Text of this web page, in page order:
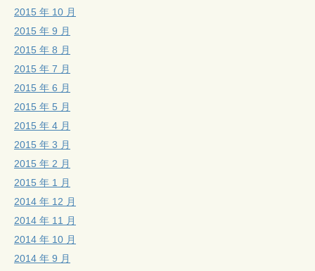
2015 年 10 月
2015 年 9 月
2015 年 8 月
2015 年 7 月
2015 年 6 月
2015 年 5 月
2015 年 4 月
2015 年 3 月
2015 年 2 月
2015 年 1 月
2014 年 12 月
2014 年 11 月
2014 年 10 月
2014 年 9 月